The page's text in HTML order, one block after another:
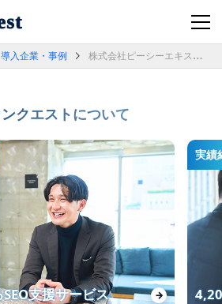
導入企業・事例 株式会社ピーシーエキスパート 代表取締役 森田起也様
クエストについて
支援サービス →
実績